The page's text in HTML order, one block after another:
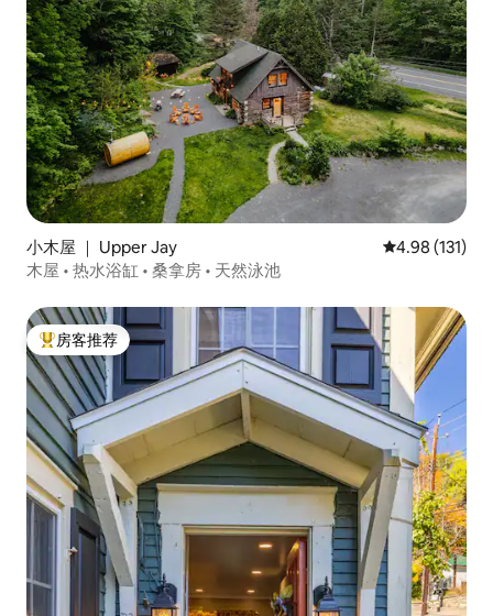
小木屋 ｜ Upper Jay 平均评分 4.98
4.98 (131)
木屋 • 热水浴缸 • 桑拿房 • 天然泳池
热门「房客推荐」
房客推荐